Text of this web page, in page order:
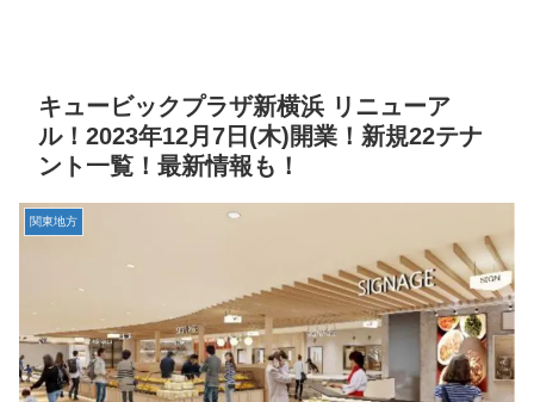
キュービックプラザ新横浜 リニューア
ル！2023年12月7日(木)開業！新規22テナ
ント一覧！最新情報も！
関東地方